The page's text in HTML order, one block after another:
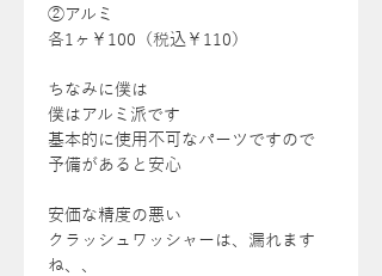
②アルミ
各1ヶ￥100（税込￥110）
ちなみに僕は
僕はアルミ派です
基本的に使用不可なパーツですので
予備があると安心
安価な精度の悪い
クラッシュワッシャーは、漏れます
ね、、